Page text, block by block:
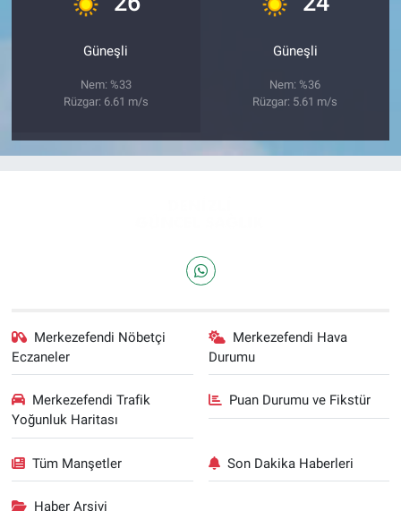
Güneşli
Nem: %33
Rüzgar: 6.61 m/s
Güneşli
Nem: %36
Rüzgar: 5.61 m/s
Merkezefendi Nöbetçi
Eczaneler
Merkezefendi Hava
Durumu
Merkezefendi Trafik
Yoğunluk Haritası
Puan Durumu ve Fikstür
Tüm Manşetler Son Dakika Haberleri
Haber Arşivi